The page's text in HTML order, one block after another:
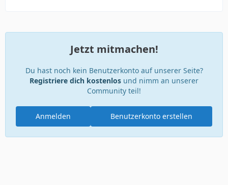
Jetzt mitmachen!
Du hast noch kein Benutzerkonto auf unserer Seite?
Registriere dich kostenlos und nimm an unserer
Community teil!
Benutzerkonto erstellen
Anmelden